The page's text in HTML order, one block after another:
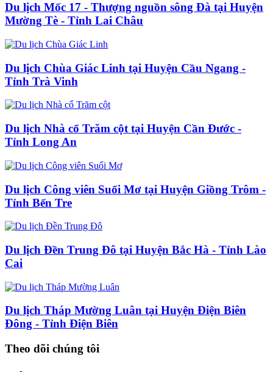
Du lịch Mốc 17 - Thượng nguồn sông Đà tại Huyện
Mường Tè - Tỉnh Lai Châu
Du lịch Chùa Giác Linh tại Huyện Cầu Ngang -
Tỉnh Trà Vinh
Du lịch Nhà cổ Trăm cột tại Huyện Cần Đước -
Tỉnh Long An
Du lịch Công viên Suối Mơ tại Huyện Giồng Trôm -
Tỉnh Bến Tre
Du lịch Đền Trung Đô tại Huyện Bắc Hà - Tỉnh Lào
Cai
Du lịch Tháp Mường Luân tại Huyện Điện Biên
Đông - Tỉnh Điện Biên
Theo dõi chúng tôi